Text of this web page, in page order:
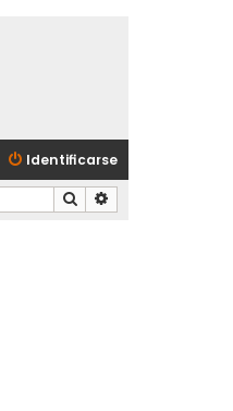
Identificarse
Buscar